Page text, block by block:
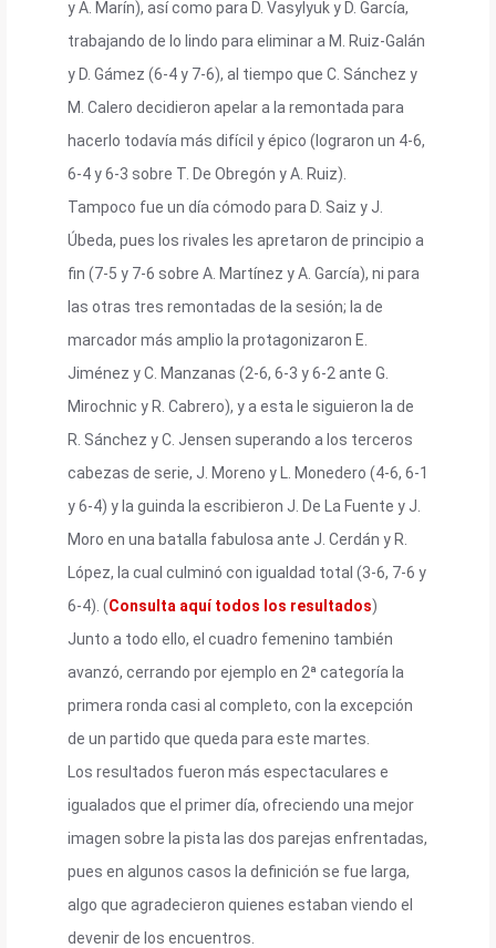
y A. Marín), así como para D. Vasylyuk y D. García,
trabajando de lo lindo para eliminar a M. Ruiz-Galán
y D. Gámez (6-4 y 7-6), al tiempo que C. Sánchez y
M. Calero decidieron apelar a la remontada para
hacerlo todavía más difícil y épico (lograron un 4-6,
6-4 y 6-3 sobre T. De Obregón y A. Ruiz).
Tampoco fue un día cómodo para D. Saiz y J.
Úbeda, pues los rivales les apretaron de principio a
fin (7-5 y 7-6 sobre A. Martínez y A. García), ni para
las otras tres remontadas de la sesión; la de
marcador más amplio la protagonizaron E.
Jiménez y C. Manzanas (2-6, 6-3 y 6-2 ante G.
Mirochnic y R. Cabrero), y a esta le siguieron la de
R. Sánchez y C. Jensen superando a los terceros
cabezas de serie, J. Moreno y L. Monedero (4-6, 6-1
y 6-4) y la guinda la escribieron J. De La Fuente y J.
Moro en una batalla fabulosa ante J. Cerdán y R.
López, la cual culminó con igualdad total (3-6, 7-6 y
6-4). (Consulta aquí todos los resultados)
Junto a todo ello, el cuadro femenino también
avanzó, cerrando por ejemplo en 2ª categoría la
primera ronda casi al completo, con la excepción
de un partido que queda para este martes.
Los resultados fueron más espectaculares e
igualados que el primer día, ofreciendo una mejor
imagen sobre la pista las dos parejas enfrentadas,
pues en algunos casos la definición se fue larga,
algo que agradecieron quienes estaban viendo el
devenir de los encuentros.